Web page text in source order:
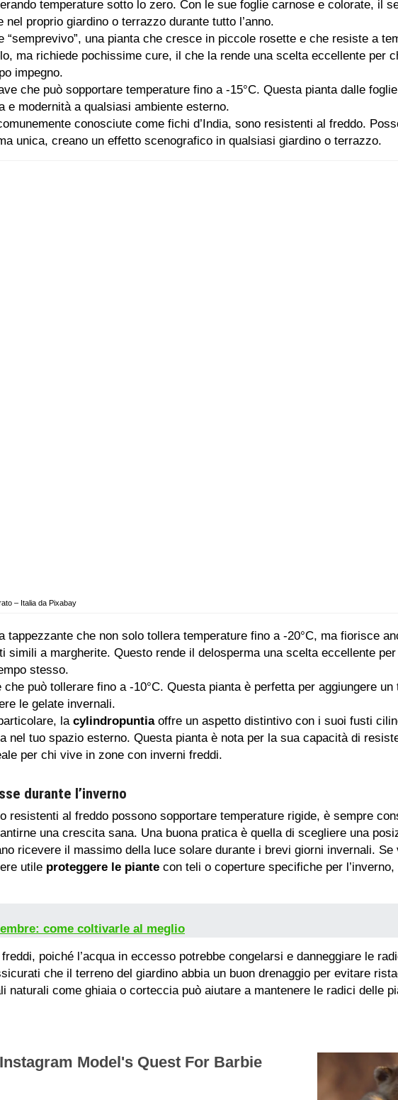
temperature sotto lo zero. Con le sue foglie carnose e colorate, il
proprio giardino o terrazzo durante tutto l’anno.
“semprevivo”, una pianta che cresce in piccole rosette e che resiste a
ma richiede pochissime cure, il che la rende una scelta eccellente per
impegno.
che può sopportare temperature fino a -15°C. Questa pianta dalle
e modernità a qualsiasi ambiente esterno.
conosciute come fichi d’India, sono resistenti al freddo.
unica, creano un effetto scenografico in qualsiasi giardino o terrazzo.
– Italia da Pixabay
tappezzante che non solo tollera temperature fino a -20°C, ma fiorisce
simili a margherite. Questo rende il delosperma una scelta eccellente
stesso.
può tollerare fino a -10°C. Questa pianta è perfetta per aggiungere un
le gelate invernali.
la cylindropuntiaoffre un aspetto distintivo con i suoi fusti
nel tuo spazio esterno. Questa pianta è nota per la sua capacità di
per chi vive in zone con inverni freddi.
durante l’inverno
resistenti al freddo possono sopportare temperature rigide, è sempre
una crescita sana. Una buona pratica è quella di scegliere una
ricevere il massimo della luce solare durante i brevi giorni invernali. Se
utile proteggere le piante con teli o coperture specifiche per
come coltivarle al meglio
poiché l’acqua in eccesso potrebbe congelarsi e danneggiare le
che il terreno del giardino abbia un buon drenaggio per evitare
naturali come ghiaia o corteccia può aiutare a mantenere le radici delle